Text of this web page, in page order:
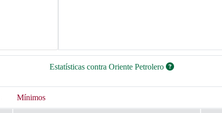
Estatísticas contra Oriente Petrolero
Mínimos